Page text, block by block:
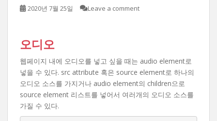
2020년 7월 25일 Leave a comment
오디오
웹페이지 내에 오디오를 넣고 싶을 때는 audio element로
넣을 수 있다. src attribute 혹은 source element로 하나의
오디오 소스를 가지거나 audio element의 children으로
source element 리스트를 넣어서 여러개의 오디오 소스를
가질 수 있다.